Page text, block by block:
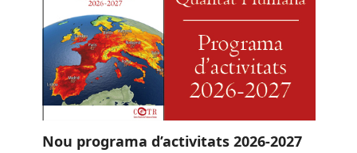
Nou programa d’activitats 2026-2027